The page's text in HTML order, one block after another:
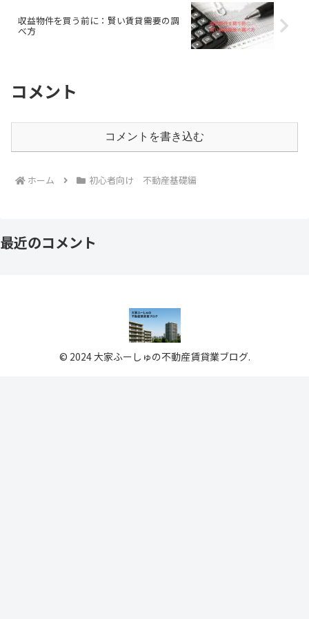
収益物件を買う前に：賢い賃貸需要の調
べ方
コメント
コメントを書き込む
ホーム 初心者向け 不動産基礎編
最近のコメント
© 2024 大家ふーしゅの不動産賃貸業ブログ.